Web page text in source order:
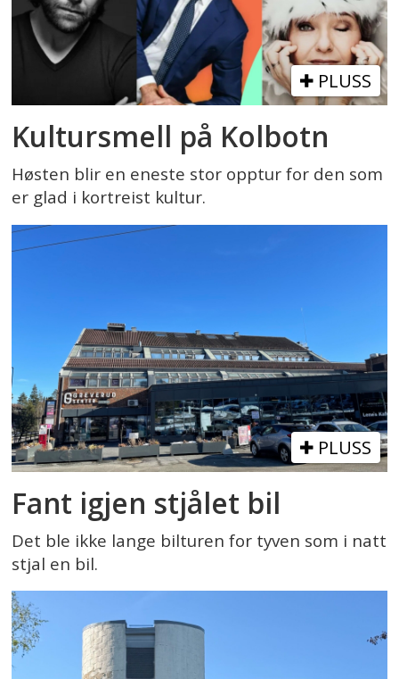
PLUSS
Kultursmell på Kolbotn
Høsten blir en eneste stor opptur for den som
er glad i kortreist kultur.
PLUSS
Fant igjen stjålet bil
Det ble ikke lange bilturen for tyven som i natt
stjal en bil.